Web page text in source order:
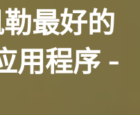
最好的
用程序 -